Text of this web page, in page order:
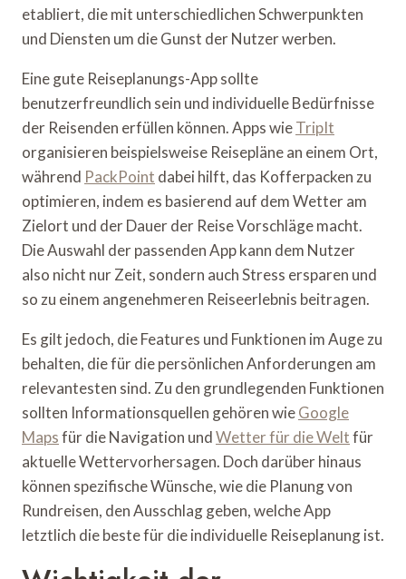
etabliert, die mit unterschiedlichen Schwerpunkten
und Diensten um die Gunst der Nutzer werben.
Eine gute Reiseplanungs-App sollte
benutzerfreundlich sein und individuelle Bedürfnisse
der Reisenden erfüllen können. Apps wieTripIt
organisieren beispielsweise Reisepläne an einem Ort,
während PackPoint dabei hilft, das Kofferpacken zu
optimieren, indem es basierend auf dem Wetter am
Zielort und der Dauer der Reise Vorschläge macht.
Die Auswahl der passenden App kann dem Nutzer
also nicht nur Zeit, sondern auch Stress ersparen und
so zu einem angenehmeren Reiseerlebnis beitragen.
Es gilt jedoch, die Features und Funktionen im Auge zu
behalten, die für die persönlichen Anforderungen am
relevantesten sind. Zu den grundlegenden Funktionen
sollten Informationsquellen gehören wieGoogle
Mapsfür die Navigation undWetter für die Weltfür
aktuelle Wettervorhersagen. Doch darüber hinaus
können spezifische Wünsche, wie die Planung von
Rundreisen, den Ausschlag geben, welche App
letztlich die beste für die individuelle Reiseplanung ist.